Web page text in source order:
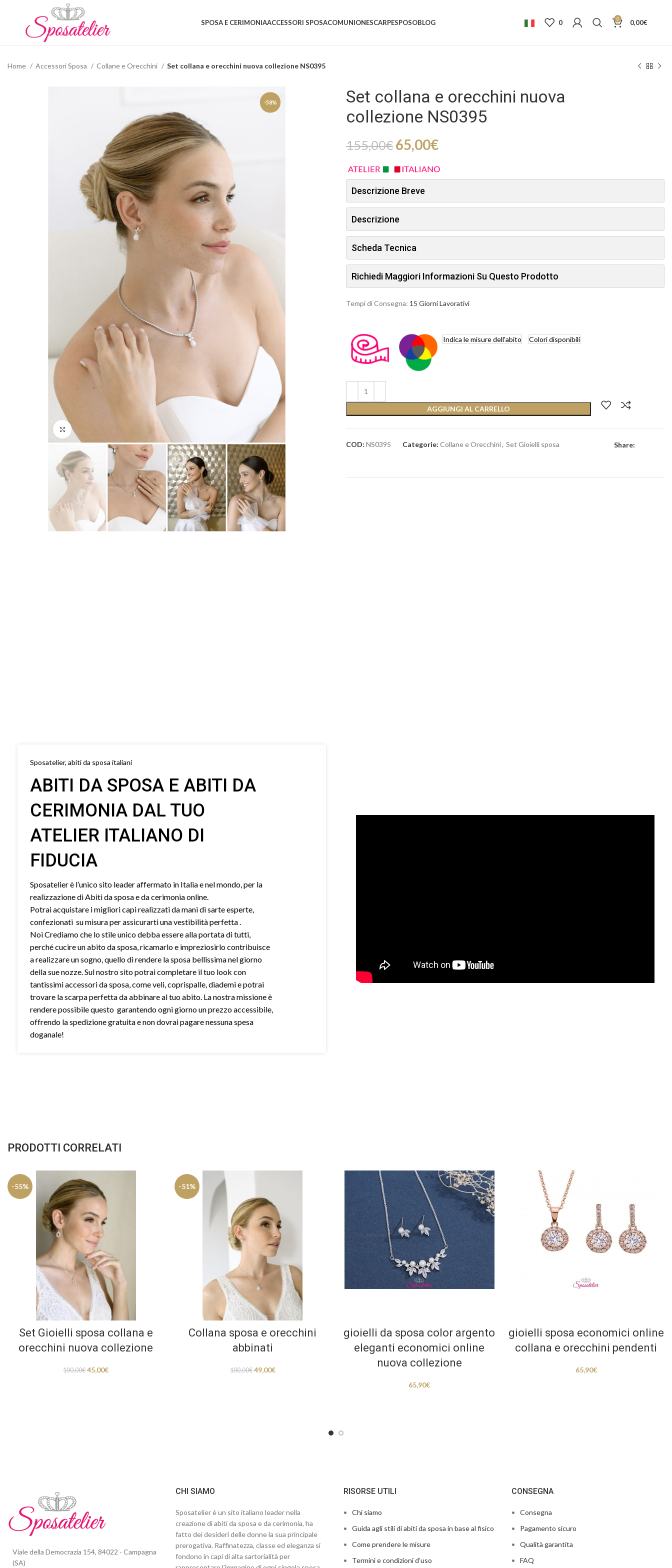
SPOSA E CERIMONIAACCESSORI SPOSACOMUNIONESCARPESPOSOBLOG 0 0 0,00€
Home Accessori Sposa Collane e Orecchini Set collana e orecchini nuova collezione NS0395
-58%
Click to enlarge
Set collana e orecchini nuova
collezione NS0395
155,00€ 65,00€
Descrizione Breve
Descrizione
Scheda Tecnica
Richiedi Maggiori Informazioni Su Questo Prodotto
Tempi di Consegna: 15 Giorni Lavorativi
Indica le misure dell'abito Coloridisponibili
AGGIUNGI AL CARRELLO
COD: NS0395 Categorie: Collane e Orecchini, Set Gioielli sposa Share:
Sposatelier, abiti da sposa italiani
ABITI DA SPOSA E ABITI DA
CERIMONIA DAL TUO
ATELIER ITALIANO DI
FIDUCIA
Sposatelier è l’unico sito leader affermato in Italia e nel mondo, per la
realizzazione di Abiti da sposa e da cerimonia online.
Potrai acquistare i migliori capi realizzati da mani di sarte esperte,
confezionati su misura per assicurarti una vestibilità perfetta .
Noi Crediamo che lo stile unico debba essere alla portata di tutti,
perché cucire un abito da sposa, ricamarlo e impreziosirlo contribuisce
a realizzare un sogno, quello di rendere la sposa bellissima nel giorno
della sue nozze. Sul nostro sito potrai completare il tuo look con
tantissimi accessori da sposa, come veli, coprispalle, diademi e potrai
trovare la scarpa perfetta da abbinare al tuo abito. La nostra missione è
rendere possibile questo garantendo ogni giorno un prezzo accessibile,
offrendo la spedizione gratuita e non dovrai pagare nessuna spesa
doganale!
PRODOTTI CORRELATI
-55%
Set Gioielli sposa collana e
orecchini nuova collezione
100,00€ 45,00€
-51%
Collana sposa e orecchini
abbinati
100,00€ 49,00€
gioielli da sposa color argento
eleganti economici online
nuova collezione
65,90€
gioielli sposa economici online
collana e orecchini pendenti
65,90€
Viale della Democrazia 154, 84022 - Campagna
(SA)
CHI SIAMO
Sposatelier è un sito italiano leader nella
creazione di abiti da sposa e da cerimonia, ha
fatto dei desideri delle donne la sua principale
prerogativa. Raffinatezza, classe ed eleganza si
fondono in capi di alta sartorialità per
RISORSE UTILI
Chi siamo
Guida agli stili di abiti da sposa in base al fisico
Come prendere le misure
Termini e condizioni d’uso
CONSEGNA
Consegna
Pagamento sicuro
Qualità garantita
FAQ